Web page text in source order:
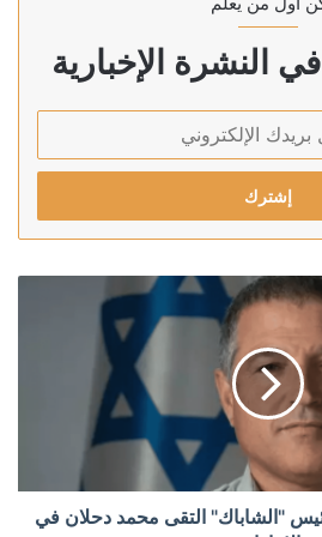
النشرة الإخبارية
رئيس "الشاباك" التقى محمد دحلان في